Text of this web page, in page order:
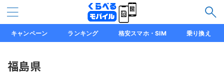
キャンペーン ランキング 格安スマホ・SIM 乗り換え
福島県